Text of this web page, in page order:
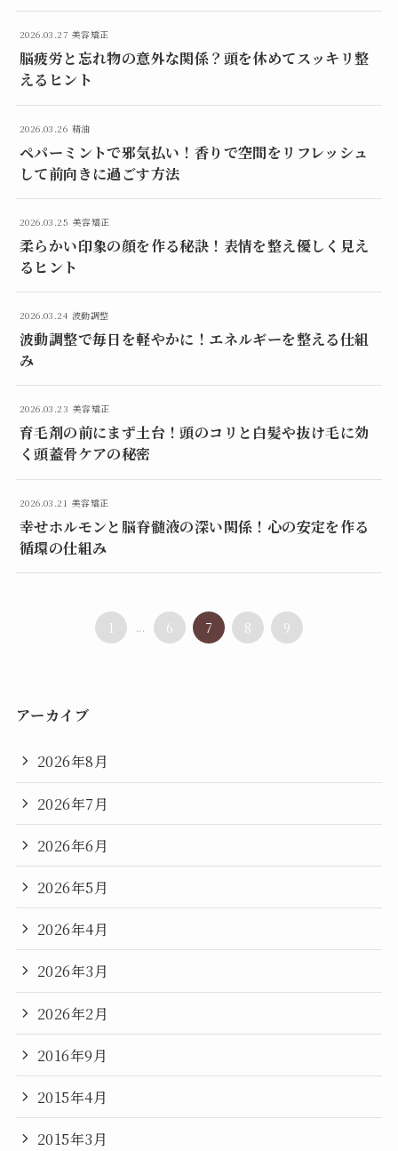
2026.03.27 美容矯正
脳疲労と忘れ物の意外な関係？頭を休めてスッキリ整
えるヒント
2026.03.26 精油
ペパーミントで邪気払い！香りで空間をリフレッシュ
して前向きに過ごす方法
2026.03.25 美容矯正
柔らかい印象の顔を作る秘訣！表情を整え優しく見え
るヒント
2026.03.24 波動調整
波動調整で毎日を軽やかに！エネルギーを整える仕組
み
2026.03.23 美容矯正
育毛剤の前にまず土台！頭のコリと白髪や抜け毛に効
く頭蓋骨ケアの秘密
2026.03.21 美容矯正
幸せホルモンと脳脊髄液の深い関係！心の安定を作る
循環の仕組み
1 ... 6 7 8 9
アーカイブ
2026年8月
2026年7月
2026年6月
2026年5月
2026年4月
2026年3月
2026年2月
2016年9月
2015年4月
2015年3月